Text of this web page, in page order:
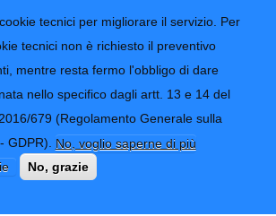
tecnici per migliorare il servizio. Per
tecnici non è richiesto il preventivo
mentre resta fermo l'obbligo di dare
nello specifico dagli artt. 13 e 14 del
679 (Regolamento Generale sulla
GDPR). No, voglio saperne di più
No, grazie
di
CONTATTI-URP
TRASPARENZA
e sgombero
SS.PP. dell'Alta Valle